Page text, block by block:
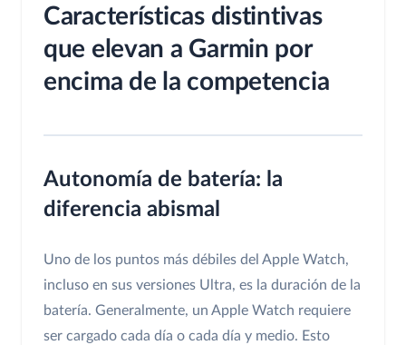
Características distintivas
que elevan a Garmin por
encima de la competencia
Autonomía de batería: la
diferencia abismal
Uno de los puntos más débiles del Apple Watch,
incluso en sus versiones Ultra, es la duración de la
batería. Generalmente, un Apple Watch requiere
ser cargado cada día o cada día y medio. Esto